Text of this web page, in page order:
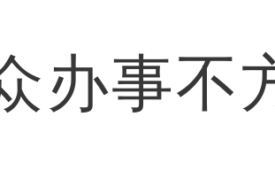
办事不